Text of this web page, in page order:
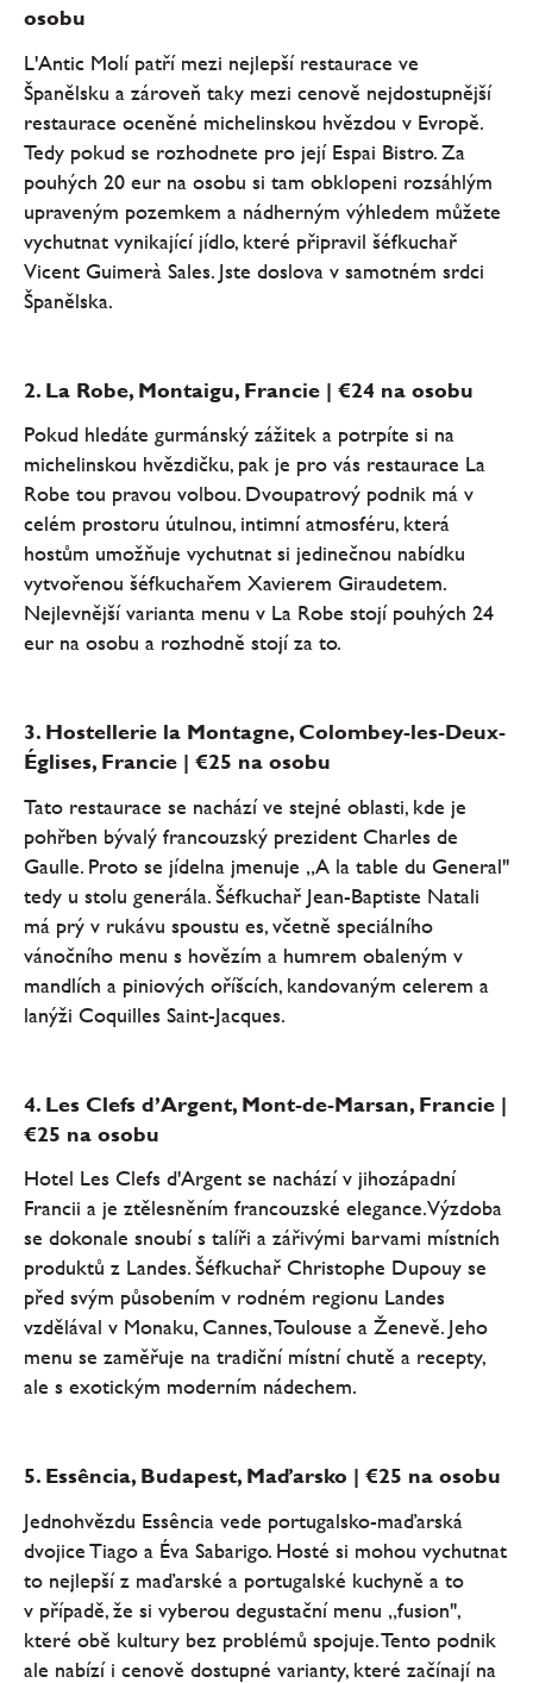
osobu
L'Antic Molí patří mezi nejlepší restaurace ve
Španělsku a zároveň taky mezi cenově nejdostupnější
restaurace oceněné michelinskou hvězdou v Evropě.
Tedy pokud se rozhodnete pro její Espai Bistro. Za
pouhých 20 eur na osobu si tam obklopeni rozsáhlým
upraveným pozemkem a nádherným výhledem můžete
vychutnat vynikající jídlo, které připravil šéfkuchař
Vicent Guimerà Sales. Jste doslova v samotném srdci
Španělska.
2. La Robe, Montaigu, Francie | €24 na osobu
Pokud hledáte gurmánský zážitek a potrpíte si na
michelinskou hvězdičku, pak je pro vás restaurace La
Robe tou pravou volbou. Dvoupatrový podnik má v
celém prostoru útulnou, intimní atmosféru, která
hostům umožňuje vychutnat si jedinečnou nabídku
vytvořenou šéfkuchařem Xavierem Giraudetem.
Nejlevnější varianta menu v La Robe stojí pouhých 24
eur na osobu a rozhodně stojí za to.
3. Hostellerie la Montagne, Colombey-les-Deux-
Églises, Francie | €25 na osobu
Tato restaurace se nachází ve stejné oblasti, kde je
pohřben bývalý francouzský prezident Charles de
Gaulle. Proto se jídelna jmenuje „A la table du General"
tedy u stolu generála. Šéfkuchař Jean-Baptiste Natali
má prý v rukávu spoustu es, včetně speciálního
vánočního menu s hovězím a humrem obaleným v
mandlích a piniových oříšcích, kandovaným celerem a
lanýži Coquilles Saint-Jacques.
4. Les Clefs d’Argent, Mont-de-Marsan, Francie |
€25 na osobu
Hotel Les Clefs d'Argent se nachází v jihozápadní
Francii a je ztělesněním francouzské elegance. Výzdoba
se dokonale snoubí s talíři a zářivými barvami místních
produktů z Landes. Šéfkuchař Christophe Dupouy se
před svým působením v rodném regionu Landes
vzdělával v Monaku, Cannes, Toulouse a Ženevě. Jeho
menu se zaměřuje na tradiční místní chutě a recepty,
ale s exotickým moderním nádechem.
5. Essência, Budapest, Maďarsko | €25 na osobu
Jednohvězdu Essência vede portugalsko-maďarská
dvojice Tiago a Éva Sabarigo. Hosté si mohou vychutnat
to nejlepší z maďarské a portugalské kuchyně a to
v případě, že si vyberou degustační menu „fusion",
které obě kultury bez problémů spojuje. Tento podnik
ale nabízí i cenově dostupné varianty, které začínají na